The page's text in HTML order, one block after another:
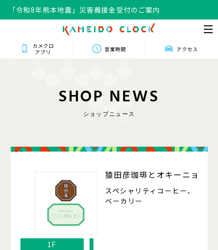
「令和8年熊本地震」災害義援金受付のご案内
カメクロ
アプリ
営業時間 アクセス
SHOP NEWS
ショップニュース
101
猿田彦珈琲とオキーニョ
スペシャリティコーヒー、
ベーカリー
1F